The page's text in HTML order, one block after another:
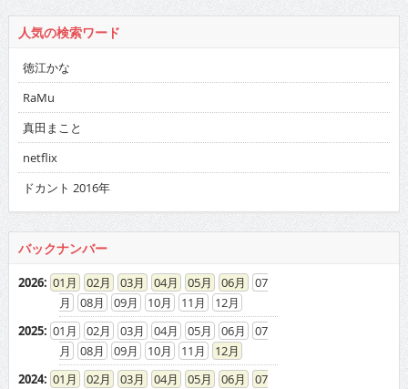
人気の検索ワード
徳江かな
RaMu
真田まこと
netflix
ドカント 2016年
バックナンバー
2026: 01 02 03 04 05 06
07
08
09 10 11
12
2025: 01 02 03 04 05 06
07
08
09 10 11
12
2024: 01 02 03 04 05 06
07